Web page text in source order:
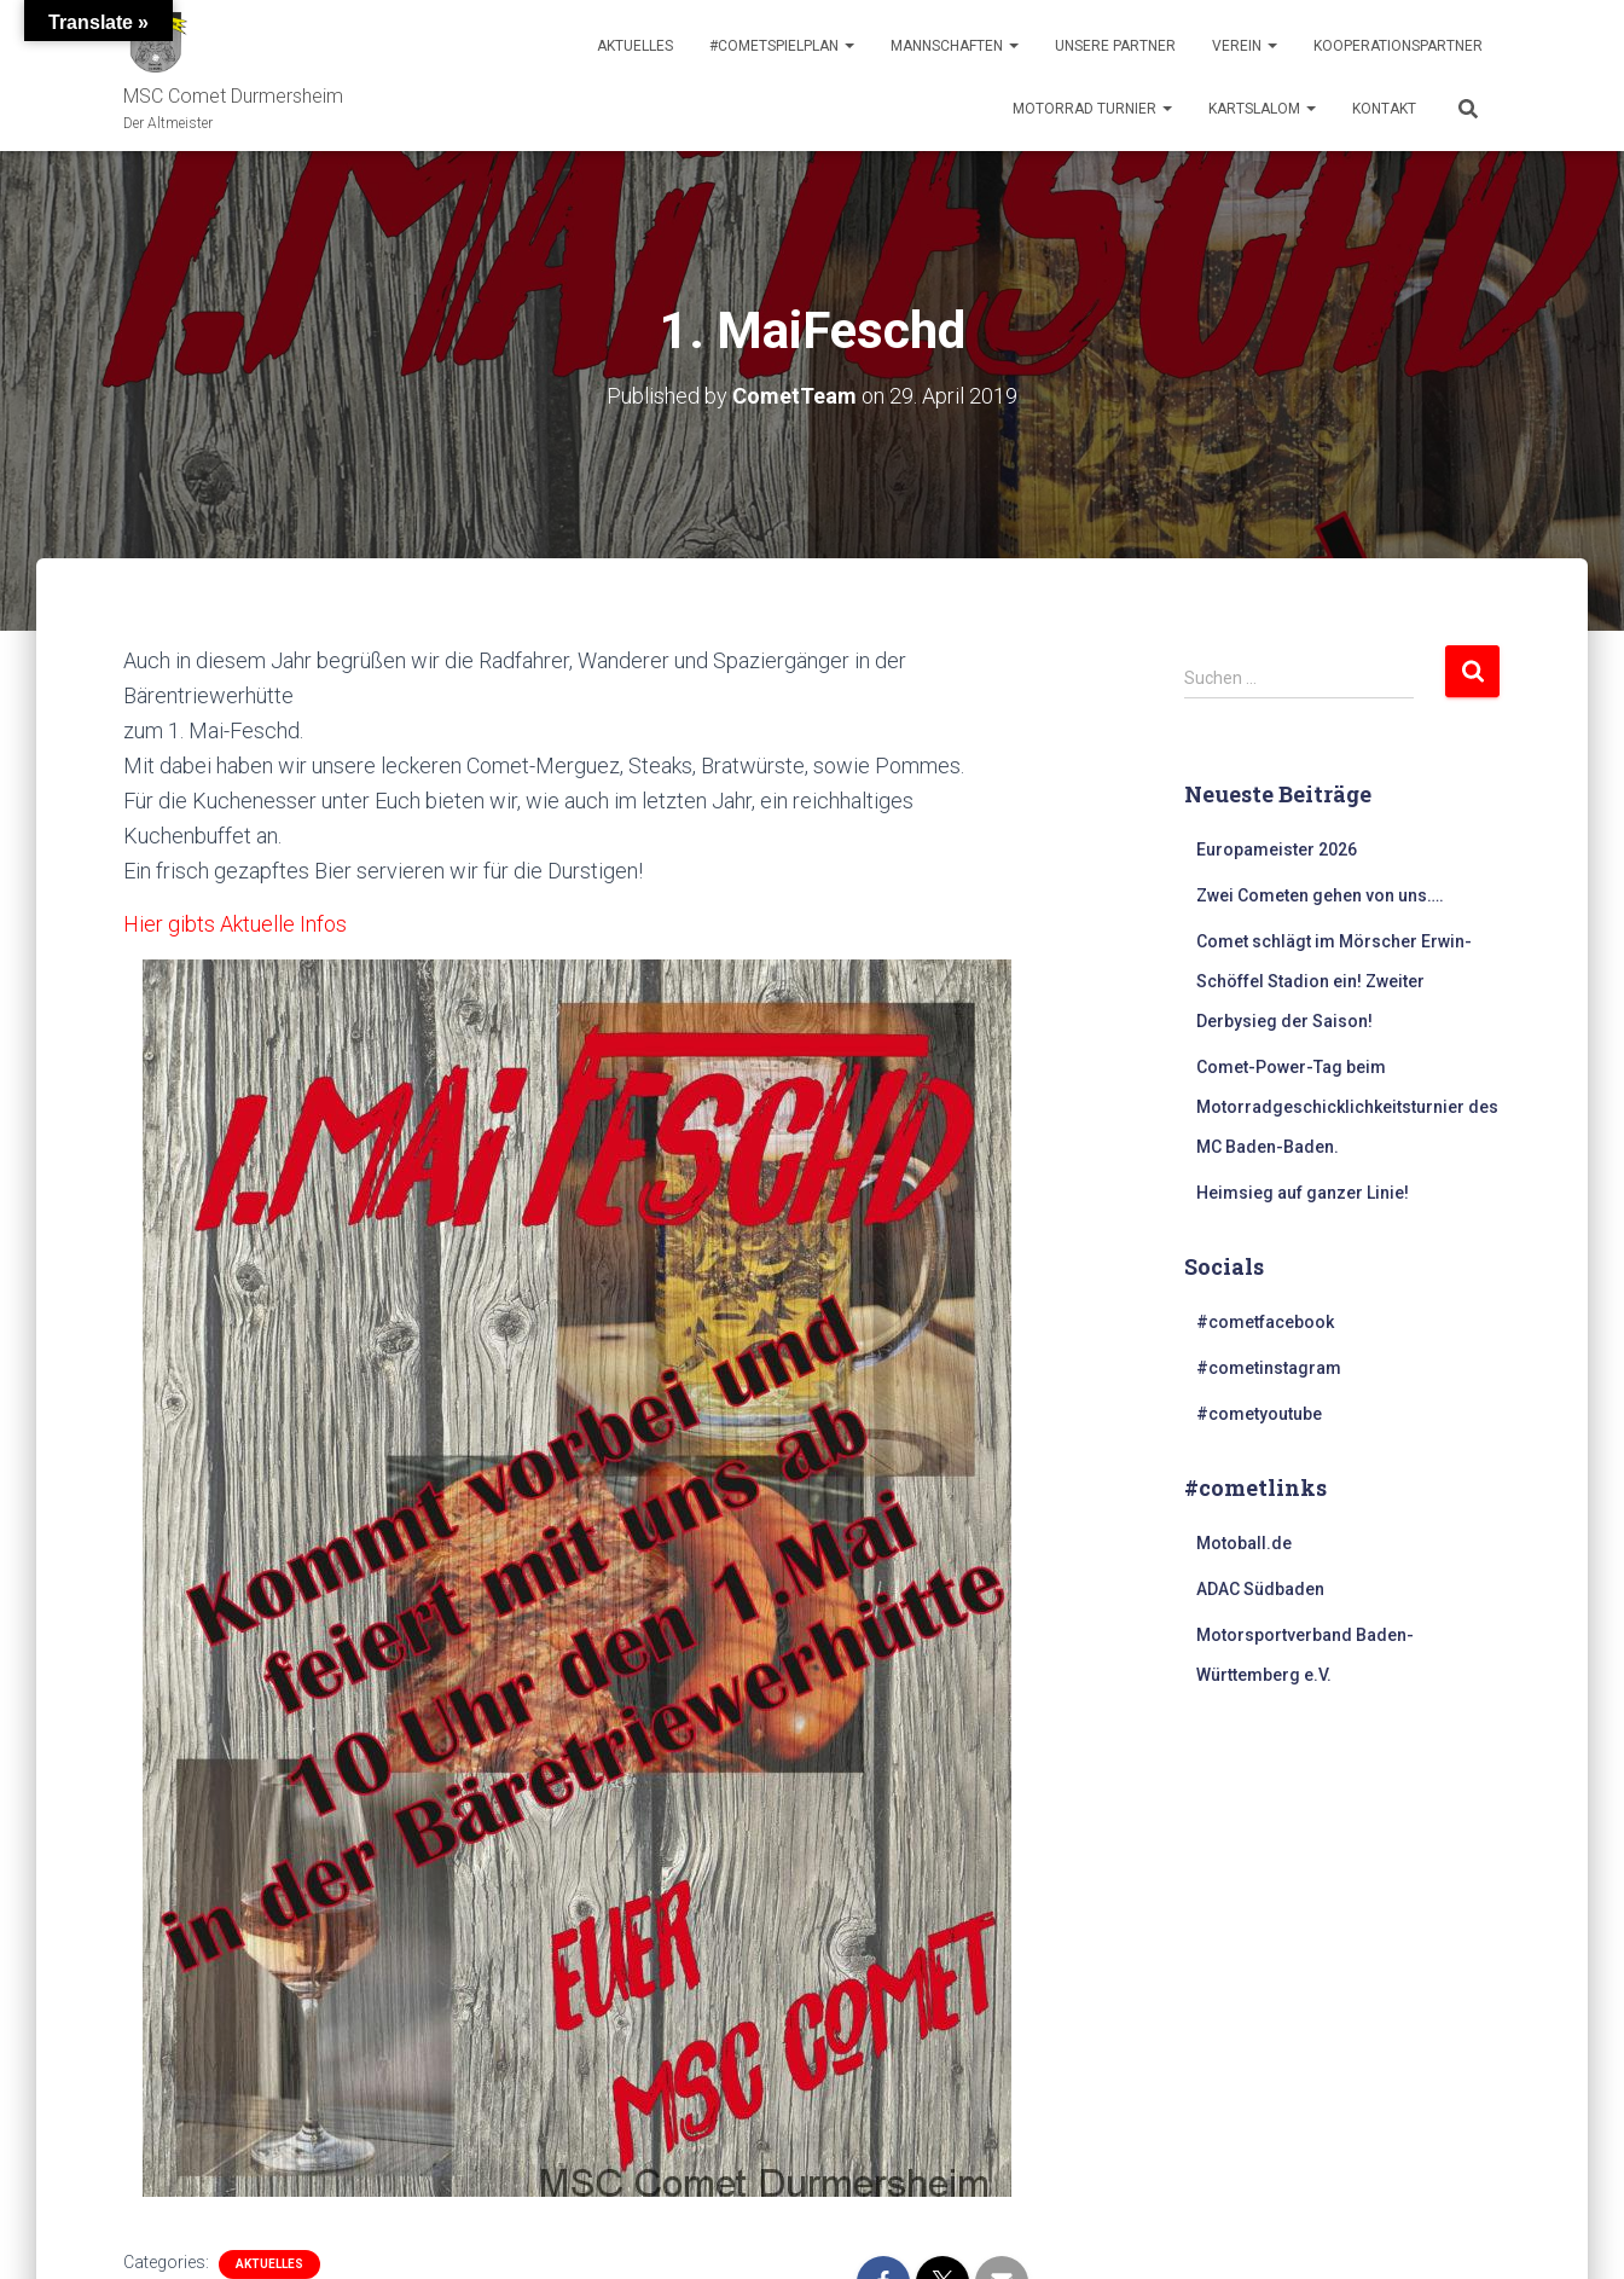
MSC Comet Durmersheim
Der Altmeister
AKTUELLES #COMETSPIELPLAN MANNSCHAFTEN UNSERE PARTNER VEREIN KOOPERATIONSPARTNER
MOTORRAD TURNIER KARTSLALOM KONTAKT
1. MaiFeschd
Published byCometTeam on29. April 2019
Auch in diesem Jahr begrüßen wir die Radfahrer, Wanderer und Spaziergänger in der
Bärentriewerhütte
zum 1. Mai-Feschd.
Mit dabei haben wir unsere leckeren Comet-Merguez, Steaks, Bratwürste, sowie Pommes.
Für die Kuchenesser unter Euch bieten wir, wie auch im letzten Jahr, ein reichhaltiges
Kuchenbuffet an.
Ein frisch gezapftes Bier servieren wir für die Durstigen!
Hier gibts Aktuelle Infos
Categories: AKTUELLES
S
u
n
Suchen …
Neueste Beiträge
Europameister 2026
Zwei Cometen gehen von uns….
Comet schlägt im Mörscher Erwin-
Schöffel Stadion ein! Zweiter
Derbysieg der Saison!
Comet-Power-Tag beim
Motorradgeschicklichkeitsturnier des
MC Baden-Baden.
Heimsieg auf ganzer Linie!
Socials
#cometfacebook
#cometinstagram
#cometyoutube
#cometlinks
Motoball.de
ADAC Südbaden
Motorsportverband Baden-
Württemberg e.V.
Translate »